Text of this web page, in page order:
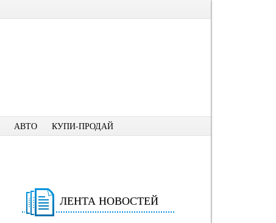
АВТО КУПИ-ПРОДАЙ
ЛЕНТА НОВОСТЕЙ